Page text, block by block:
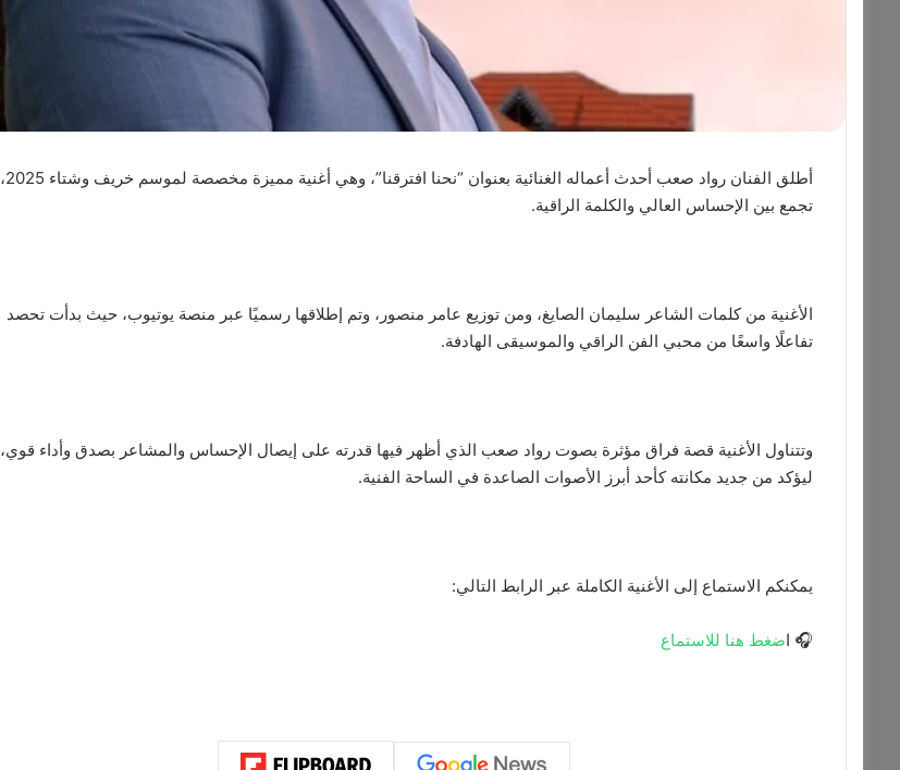
أطلق الفنان رواد صعب أحدث أعماله الغنائية بعنوان “نحنا افترقنا”، وهي أغنية مميزة مخصصة لموسم خريف وشتاء 2025،
تجمع بين الإحساس العالي والكلمة الراقية.
الأغنية من كلمات الشاعر سليمان الصايغ، ومن توزيع عامر منصور، وتم إطلاقها رسميًا عبر منصة يوتيوب، حيث بدأت تحصد
تفاعلًا واسعًا من محبي الفن الراقي والموسيقى الهادفة.
وتتناول الأغنية قصة فراق مؤثرة بصوت رواد صعب الذي أظهر فيها قدرته على إيصال الإحساس والمشاعر بصدق وأداء قوي،
ليؤكد من جديد مكانته كأحد أبرز الأصوات الصاعدة في الساحة الفنية.
يمكنكم الاستماع إلى الأغنية الكاملة عبر الرابط التالي:
🎧 اضغط هنا للاستماع